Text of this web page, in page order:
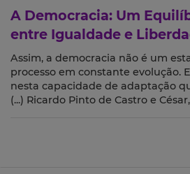
A Democracia: Um
entre Igualdade e
Assim, a democracia não é um
processo em constante evolução.
nesta capacidade de adaptação
(...) Ricardo Pinto de Castro e